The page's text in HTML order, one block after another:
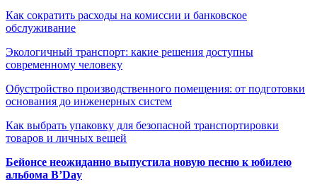
Как сократить расходы на комиссии и банковское
обслуживание
Экологичный транспорт: какие решения доступны
современному человеку
Обустройство производственного помещения: от подготовки
основания до инженерных систем
Как выбрать упаковку для безопасной транспортировки
товаров и личных вещей
Бейонсе неожиданно выпустила новую песню к юбилею
альбома B’Day